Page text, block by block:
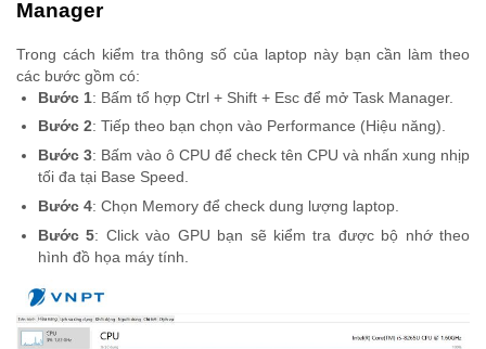
Manager
Trong cách kiểm tra thông số của laptop này bạn cần làm theo
các bước gồm có:
Bước 1: Bấm tổ hợp Ctrl + Shift + Esc để mở Task Manager.
Bước 2: Tiếp theo bạn chọn vào Performance (Hiệu năng).
Bước 3: Bấm vào ô CPU để check tên CPU và nhấn xung nhịp
tối đa tại Base Speed.
Bước 4: Chọn Memory để check dung lượng laptop.
Bước 5: Click vào GPU bạn sẽ kiểm tra được bộ nhớ theo
hình đồ họa máy tính.